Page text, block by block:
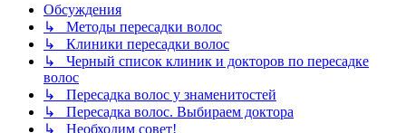
Обсуждения
↳ Методы пересадки волос
↳ Клиники пересадки волос
↳ Черный список клиник и докторов по пересадке
волос
↳ Пересадка волос у знаменитостей
↳ Пересадка волос. Выбираем доктора
↳ Необходим совет!